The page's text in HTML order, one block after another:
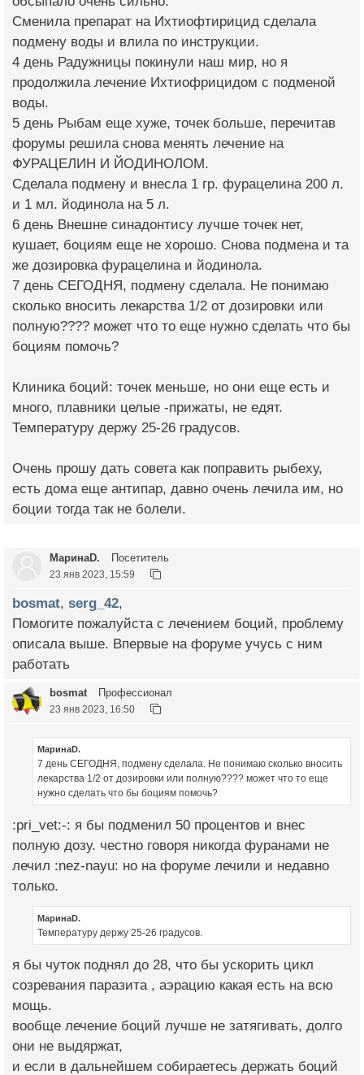
Сменила препарат на Ихтиофтирицид сделала
подмену воды и влила по инструкции.
4 день Радужницы покинули наш мир, но я
продолжила лечение Ихтиофрицидом с подменой
воды.
5 день Рыбам еще хуже, точек больше, перечитав
форумы решила снова менять лечение на
ФУРАЦЕЛИН И ЙОДИНОЛОМ.
Сделала подмену и внесла 1 гр. фурацелина 200 л.
и 1 мл. йодинола на 5 л.
6 день Внешне синадонтису лучше точек нет,
кушает, боциям еще не хорошо. Снова подмена и та
же дозировка фурацелина и йодинола.
7 день СЕГОДНЯ, подмену сделала. Не понимаю
сколько вносить лекарства 1/2 от дозировки или
полную???? может что то еще нужно сделать что бы
боциям помочь?
Клиника боций: точек меньше, но они еще есть и
много, плавники целые -прижаты, не едят.
Температуру держу 25-26 градусов.
Очень прошу дать совета как поправить рыбеху,
есть дома еще антипар, давно очень лечила им, но
боции тогда так не болели.
МаринаD. Посетитель
23 янв 2023, 15:59
bosmat, serg_42,
Помогите пожалуйста с лечением боций, проблему
описала выше. Впервые на форуме учусь с ним
работать
bosmat Профессионал
23 янв 2023, 16:50
МаринаD.
7 день СЕГОДНЯ, подмену сделала. Не понимаю сколько вносить
лекарства 1/2 от дозировки или полную???? может что то еще
нужно сделать что бы боциям помочь?
:pri_vet:-: я бы подменил 50 процентов и внес
полную дозу. честно говоря никогда фуранами не
лечил :nez-nayu: но на форуме лечили и недавно
только.
МаринаD.
Температуру держу 25-26 градусов.
я бы чуток поднял до 28, что бы ускорить цикл
созревания паразита , аэрацию какая есть на всю
мощь.
вообще лечение боций лучше не затягивать, долго
они не выдяржат,
и если в дальнейшем собираетесь держать боций